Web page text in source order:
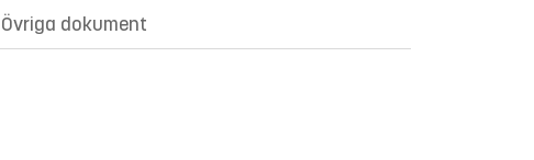
Övriga dokument